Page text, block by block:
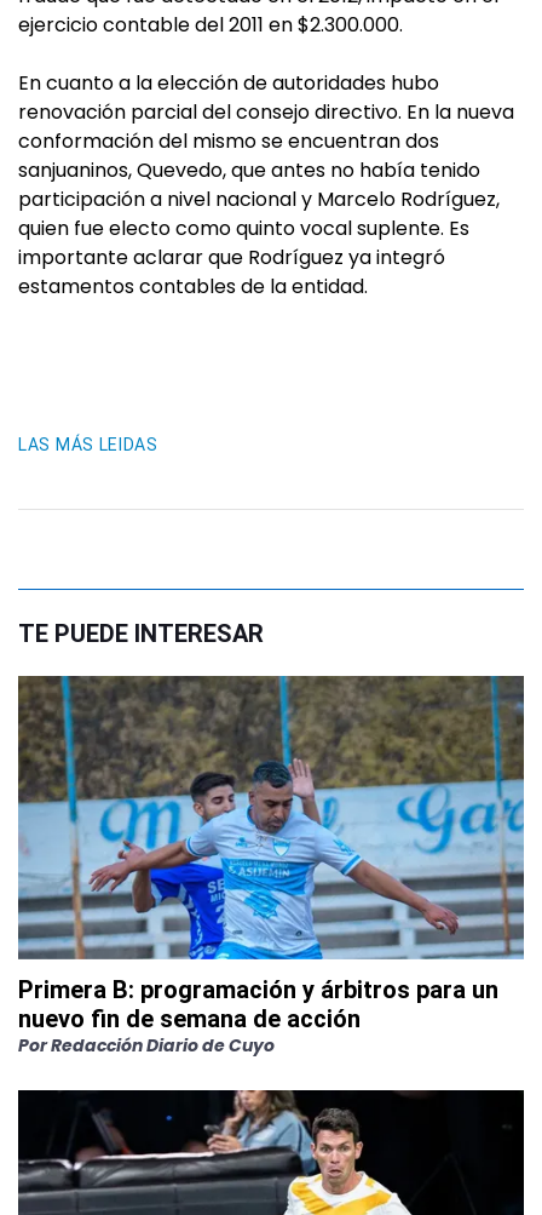
ejercicio contable del 2011 en $2.300.000.
En cuanto a la elección de autoridades hubo
renovación parcial del consejo directivo. En la nueva
conformación del mismo se encuentran dos
sanjuaninos, Quevedo, que antes no había tenido
participación a nivel nacional y Marcelo Rodríguez,
quien fue electo como quinto vocal suplente. Es
importante aclarar que Rodríguez ya integró
estamentos contables de la entidad.
LAS MÁS LEIDAS
TE PUEDE INTERESAR
Primera B: programación y árbitros para un
nuevo fin de semana de acción
PorRedacción Diario de Cuyo